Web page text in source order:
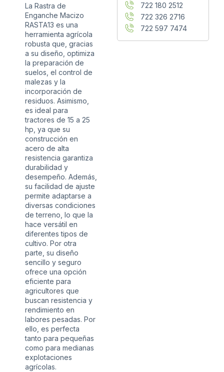
La Rastra de
Enganche Macizo
RASTA13 es una
herramienta agrícola
robusta que, gracias
a su diseño, optimiza
la preparación de
suelos, el control de
malezas y la
incorporación de
residuos. Asimismo,
es ideal para
tractores de 15 a 25
hp, ya que su
construcción en
acero de alta
resistencia garantiza
durabilidad y
desempeño. Además,
su facilidad de ajuste
permite adaptarse a
diversas condiciones
de terreno, lo que la
hace versátil en
diferentes tipos de
cultivo. Por otra
parte, su diseño
sencillo y seguro
ofrece una opción
eficiente para
agricultores que
buscan resistencia y
rendimiento en
labores pesadas. Por
ello, es perfecta
tanto para pequeñas
como para medianas
explotaciones
agrícolas.
722 180 2512
722 326 2716
722 597 7474